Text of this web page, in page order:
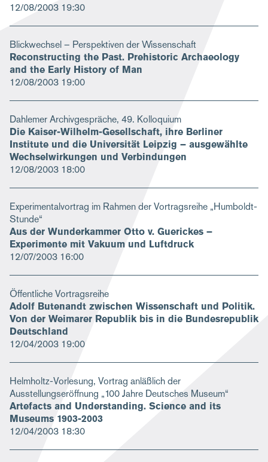
12/08/2003 19:30
Blickwechsel – Perspektiven der Wissenschaft
Reconstructing the Past. Prehistoric Archaeology
and the Early History of Man
12/08/2003 19:00
Dahlemer Archivgespräche, 49. Kolloquium
Die Kaiser-Wilhelm-Gesellschaft, ihre Berliner
Institute und die Universität Leipzig – ausgewählte
Wechselwirkungen und Verbindungen
12/08/2003 18:00
Experimentalvortrag im Rahmen der Vortragsreihe „Humboldt-
Stunde“
Aus der Wunderkammer Otto v. Guerickes –
Experimente mit Vakuum und Luftdruck
12/07/2003 16:00
Öffentliche Vortragsreihe
Adolf Butenandt zwischen Wissenschaft und Politik.
Von der Weimarer Republik bis in die Bundesrepublik
Deutschland
12/04/2003 19:00
Helmholtz-Vorlesung, Vortrag anläßlich der
Ausstellungseröffnung „100 Jahre Deutsches Museum“
Artefacts and Understanding. Science and its
Museums 1903-2003
12/04/2003 18:30